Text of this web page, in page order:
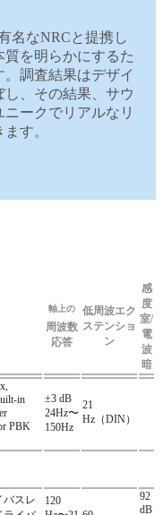
名なNRCと提携し
を明らかにするた
調査結果はデザイ
、その結果、サウ
ークでリアルなリ
す。
軸上の
周波数
応答
低周波エク
ステンショ
ン
感
度
室/
電
波
暗
in
PBK
±3 dB
24Hz〜
150Hz
21
Hz（DIN）
バスレ
120
92
dB